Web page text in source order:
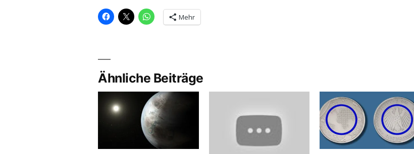
Mehr
Ähnliche Beiträge